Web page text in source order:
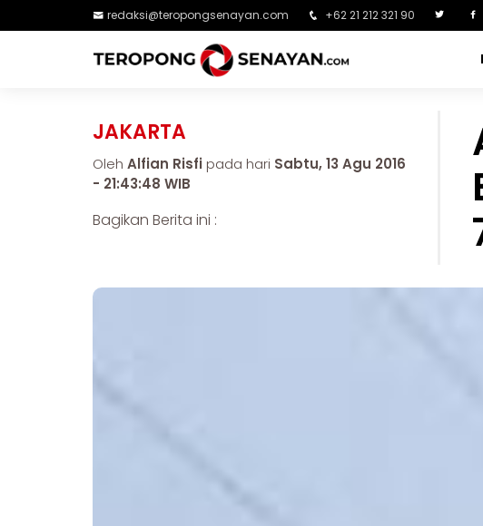
redaksi@teropongsenayan.com +62 21 212 321 90
JAKARTA
Oleh Alfian Risfi pada hari Sabtu, 13 Agu 2016
- 21:43:48 WIB
Bagikan Berita ini :